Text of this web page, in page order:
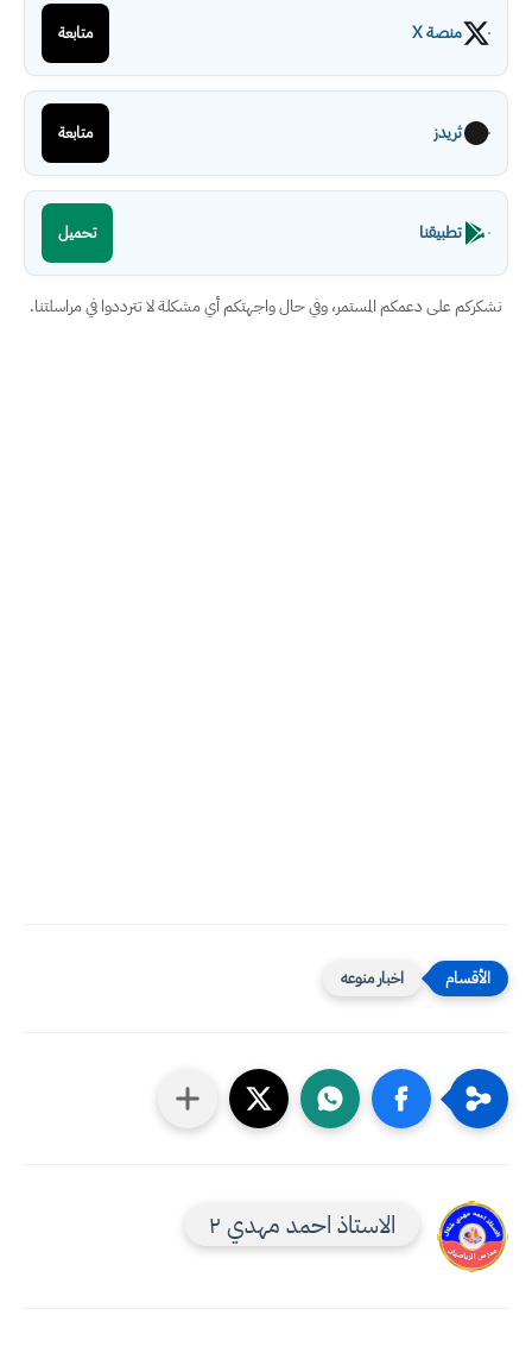
منصة X متابعة
ثريدز متابعة
تطبيقنا تحميل
نشكركم على دعمكم المستمر، وفي حال واجهتكم أي مشكلة لا تترددوا في مراسلتنا.
اخبار منوعه
الاستاذ احمد مهدي ٢